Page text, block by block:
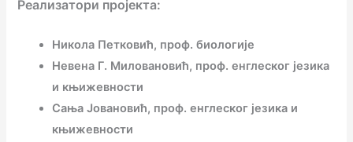
Реализатори пројекта:
Никола Петковић, проф. биологије
Невена Г. Миловановић, проф. енглеског језика
и књижевности
Сања Јовановић, проф. енглеског језика и
књижевности